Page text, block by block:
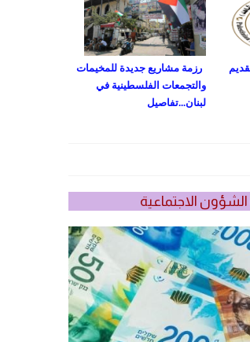
رزمة مشاريع جديدة للمخيمات
والتجمعات الفلسطينية في
لبنان...تفاصيل
الاجتماعية